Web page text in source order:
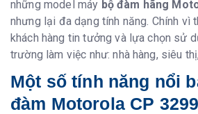
những model máy bộ đàm hãng
nhưng lại đa dạng tính năng. Chính vì
khách hàng tin tưởng và lựa chọn sử
trường làm việc như: nhà hàng, siêu
Một số tính năng nổi
đàm Motorola CP